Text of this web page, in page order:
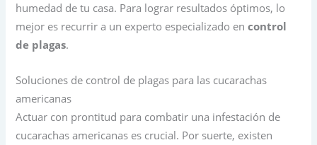
humedad de tu casa. Para lograr resultados óptimos, lo
mejor es recurrir a un experto especializado encontrol
de plagas.
Soluciones de control de plagas para las cucarachas
americanas
Actuar con prontitud para combatir una infestación de
cucarachas americanas es crucial. Por suerte, existen